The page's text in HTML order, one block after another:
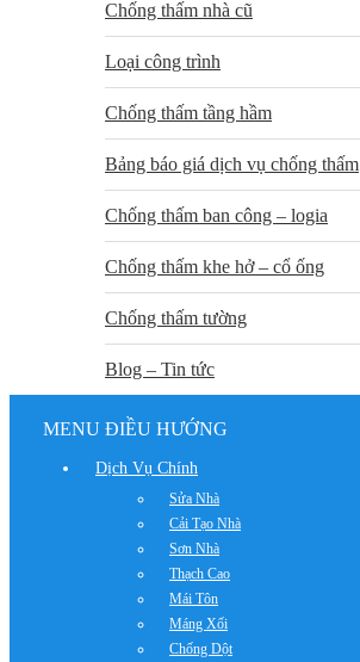
Chống thấm nhà cũ
Loại công trình
Chống thấm tầng hầm
Bảng báo giá dịch vụ chống thấm
Chống thấm ban công – logia
Chống thấm khe hở – cổ ống
Chống thấm tường
Blog – Tin tức
MENU ĐIỀU HƯỚNG
Dịch Vụ Chính
Sửa Nhà
Cải Tạo Nhà
Sơn Nhà
Thạch Cao
Mái Tôn
Máng Xối
Chống Dột